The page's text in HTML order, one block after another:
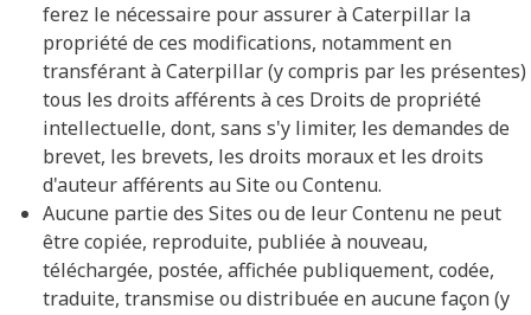
ferez le nécessaire pour assurer à Caterpillar la
propriété de ces modifications, notamment en
transférant à Caterpillar (y compris par les présentes)
tous les droits afférents à ces Droits de propriété
intellectuelle, dont, sans s'y limiter, les demandes de
brevet, les brevets, les droits moraux et les droits
d'auteur afférents au Site ou Contenu.
Aucune partie des Sites ou de leur Contenu ne peut
être copiée, reproduite, publiée à nouveau,
téléchargée, postée, affichée publiquement, codée,
traduite, transmise ou distribuée en aucune façon (y